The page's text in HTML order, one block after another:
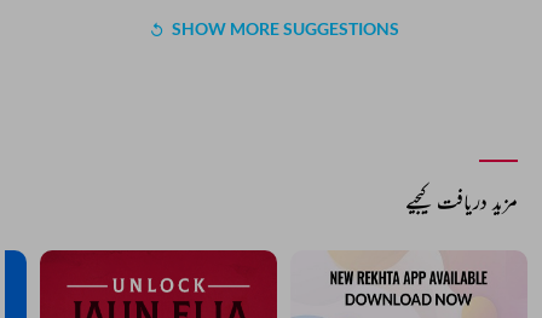
SHOW MORE SUGGESTIONS
مزید دریافت کیجیے